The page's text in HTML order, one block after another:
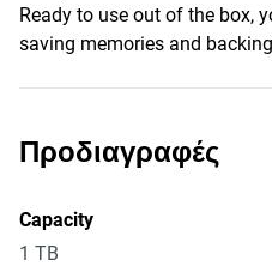
Ready to use out of the box,
saving memories and
Προδιαγραφές
Capacity
1 TB